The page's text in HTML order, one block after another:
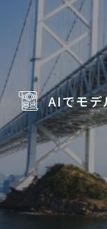
AIでモデ